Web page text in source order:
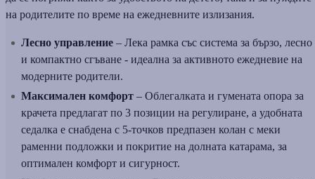
на родителите по време на ежедневните излизания.
Лесно управление – Лека рамка със система за бързо, лесно
и компактно сгъване - идеална за активното ежедневие на
модерните родители.
Максимален комфорт – Облегалката и гумената опора за
крачета предлагат по 3 позиции на регулиране, а удобната
седалка е снабдена с 5-точков предпазен колан с меки
раменни подложки и покритие на долната катарама, за
оптимален комфорт и сигурност.